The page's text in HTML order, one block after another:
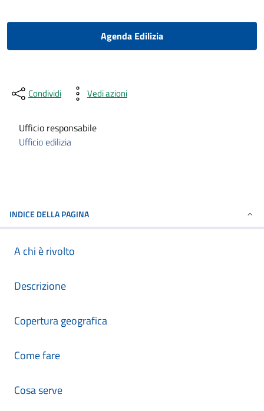
Agenda Edilizia
Condividi Vedi azioni
Ufficio responsabile
Ufficio edilizia
INDICE DELLA PAGINA
A chi è rivolto
Descrizione
Copertura geografica
Come fare
Cosa serve